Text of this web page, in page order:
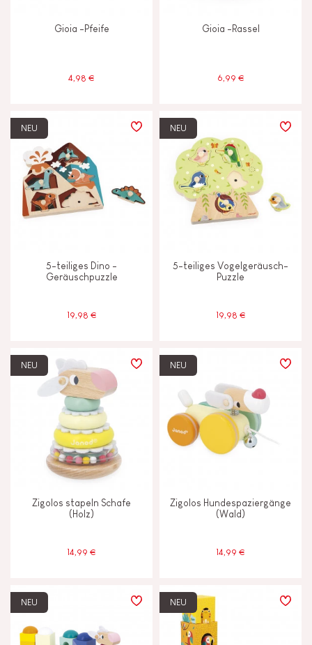
ALTER
2-3 2 - 3 Jahre
6 - 7 Jahre
Gioia -Pfeife
4,98 €
Gioia -Rassel
6,99 €
NEU
5-teiliges Dino -
Geräuschpuzzle
19,98 €
NEU
5-teiliges Vogelgeräusch-
Puzzle
19,98 €
NEU
Zigolos stapeln Schafe
(Holz)
14,99 €
NEU
Zigolos Hundespaziergänge
(Wald)
14,99 €
NEU NEU